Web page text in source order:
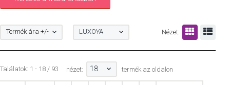
Nézet:
Termék ára +/- LUXOYA
Találatok: 1 - 18 / 93 nézet: 18 termék az oldalon